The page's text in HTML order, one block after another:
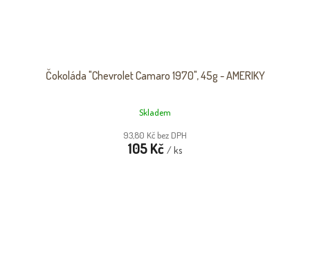
Čokoláda "Chevrolet Camaro 1970", 45g - AMERIKY
Skladem
93,80 Kč bez DPH
105 Kč / ks